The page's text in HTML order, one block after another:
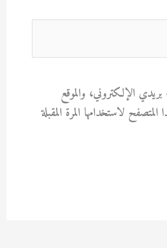
الإلكتروني، والموقع
لاستخدامها المرة المقبلة